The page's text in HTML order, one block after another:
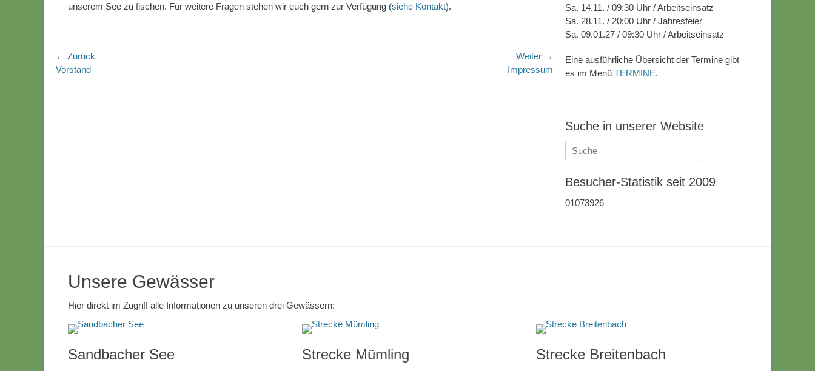
unserem See zu fischen. Für weitere Fragen stehen wir euch gern zur Verfügung (siehe Kontakt).
Beitragsnavigation
← Zurück
Vorhergehender
Vorstand
Weiter →
Impressum
Sa. 14.11. / 09:30 Uhr / Arbeitseinsatz
Sa. 28.11. / 20:00 Uhr / Jahresfeier
Sa. 09.01.27 / 09:30 Uhr / Arbeitseinsatz
Eine ausführliche Übersicht der Termine gibt
es im Menü TERMINE.
Suche in unserer Website
Suche
nach:
Besucher-Statistik seit 2009
01073926
Unsere Gewässer
Hier direkt im Zugriff alle Informationen zu unseren drei Gewässern:
Sandbacher See Strecke Mümling Strecke Breitenbach